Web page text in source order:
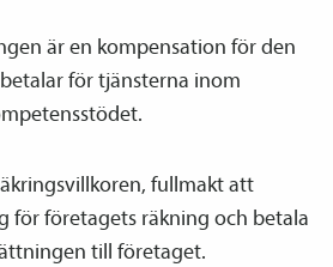
är en kompensation för den
för tjänsterna inom
fullmakt att
för företagets räkning och betala
till företaget.